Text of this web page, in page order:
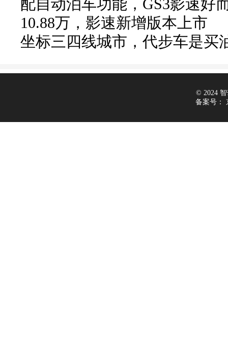
配自动泊车功能，GS3影速好
10.88万，影速新增版本上市
坐标三四线城市，代步车是买
© 2024 智
备案号：